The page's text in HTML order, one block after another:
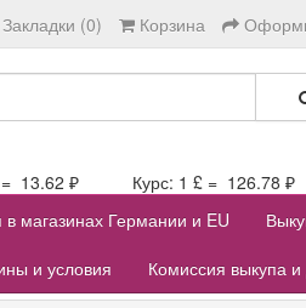
Закладки (0) Корзина
13.62 ₽ Курс: 1 £ = 126.78 ₽
в магазинах Германии и EU
и условия Комиссия выкупа и